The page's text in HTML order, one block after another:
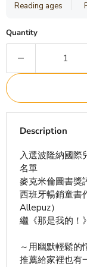
Reading ages
Quantity
Description
入選波隆納國際
名單
麥克米倫圖書獎
西班牙暢銷童書
Allepuz）
繼《那是我的！
～用幽默輕鬆的
推薦給家裡也有